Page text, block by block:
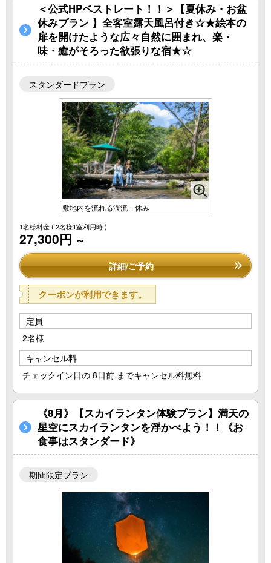
＜公式HPベストレート！！＞【夏休み・お盆
休みプラン 】全客室露天風呂付き☆★絵本の
扉を開けたような広々自然に囲まれ、楽・
味・癒がそろった欲張りな宿★☆
スタンダードプラン
敷地内を流れる渓流一休み
1名様料金( 2名様1室利用時 )
27,300円 ～
詳細/ご予約
クーポンが利用できます。
定員
2名様
キャンセル料
チェックイン日の 8日前 までキャンセル料無料
《8月》【スカイランタン体験プラン】満天の
星空にスカイランタンを浮かべよう！！《お
食事はスタンダード》
期間限定プラン